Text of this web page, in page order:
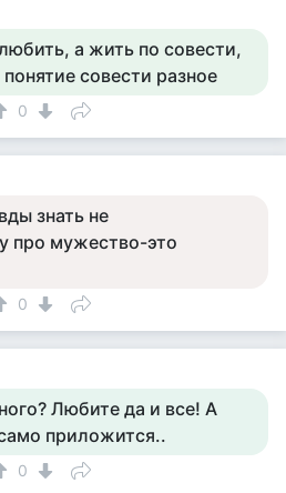
а жить по совести,
совести разное
0
знать не
про мужество-это
0
Любите да и все! А
приложится..
0